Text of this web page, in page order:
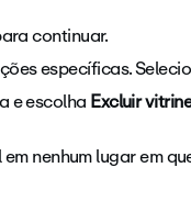
continuar.
específicas.
e escolhaExcluir
nenhum lugar em